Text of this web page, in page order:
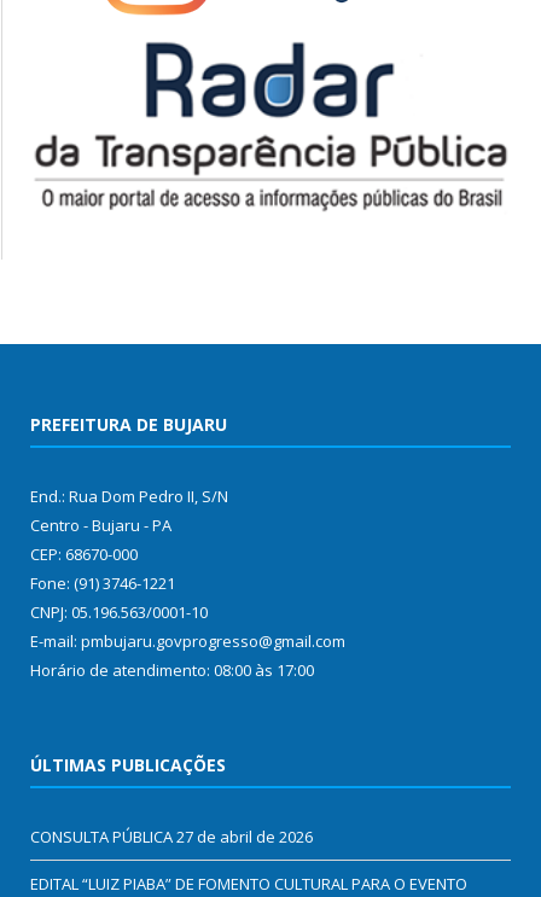
PREFEITURA DE BUJARU
End.: Rua Dom Pedro II, S/N
Centro - Bujaru - PA
CEP: 68670-000
Fone: (91) 3746-1221
CNPJ: 05.196.563/0001-10
E-mail: pmbujaru.govprogresso@gmail.com
Horário de atendimento: 08:00 às 17:00
ÚLTIMAS PUBLICAÇÕES
CONSULTA PÚBLICA27 de abril de 2026
EDITAL “LUIZ PIABA” DE FOMENTO CULTURAL PARA O EVENTO